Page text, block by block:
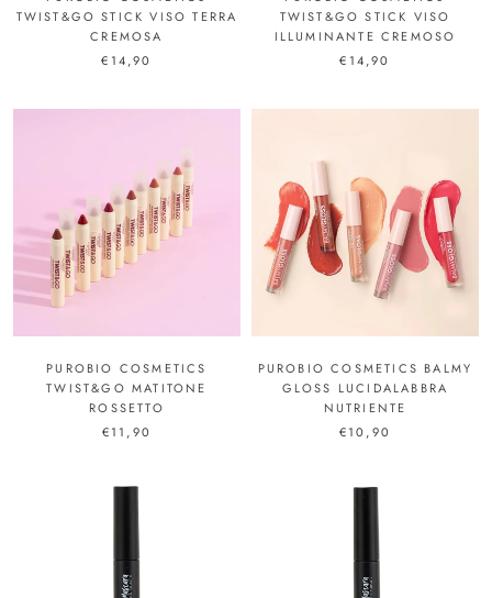
TWIST&GO STICK VISO TERRA
CREMOSA
€14,90
TWIST&GO STICK VISO
ILLUMINANTE CREMOSO
€14,90
PUROBIO COSMETICS
TWIST&GO MATITONE
ROSSETTO
€11,90
PUROBIO COSMETICS BALMY
GLOSS LUCIDALABBRA
NUTRIENTE
€10,90